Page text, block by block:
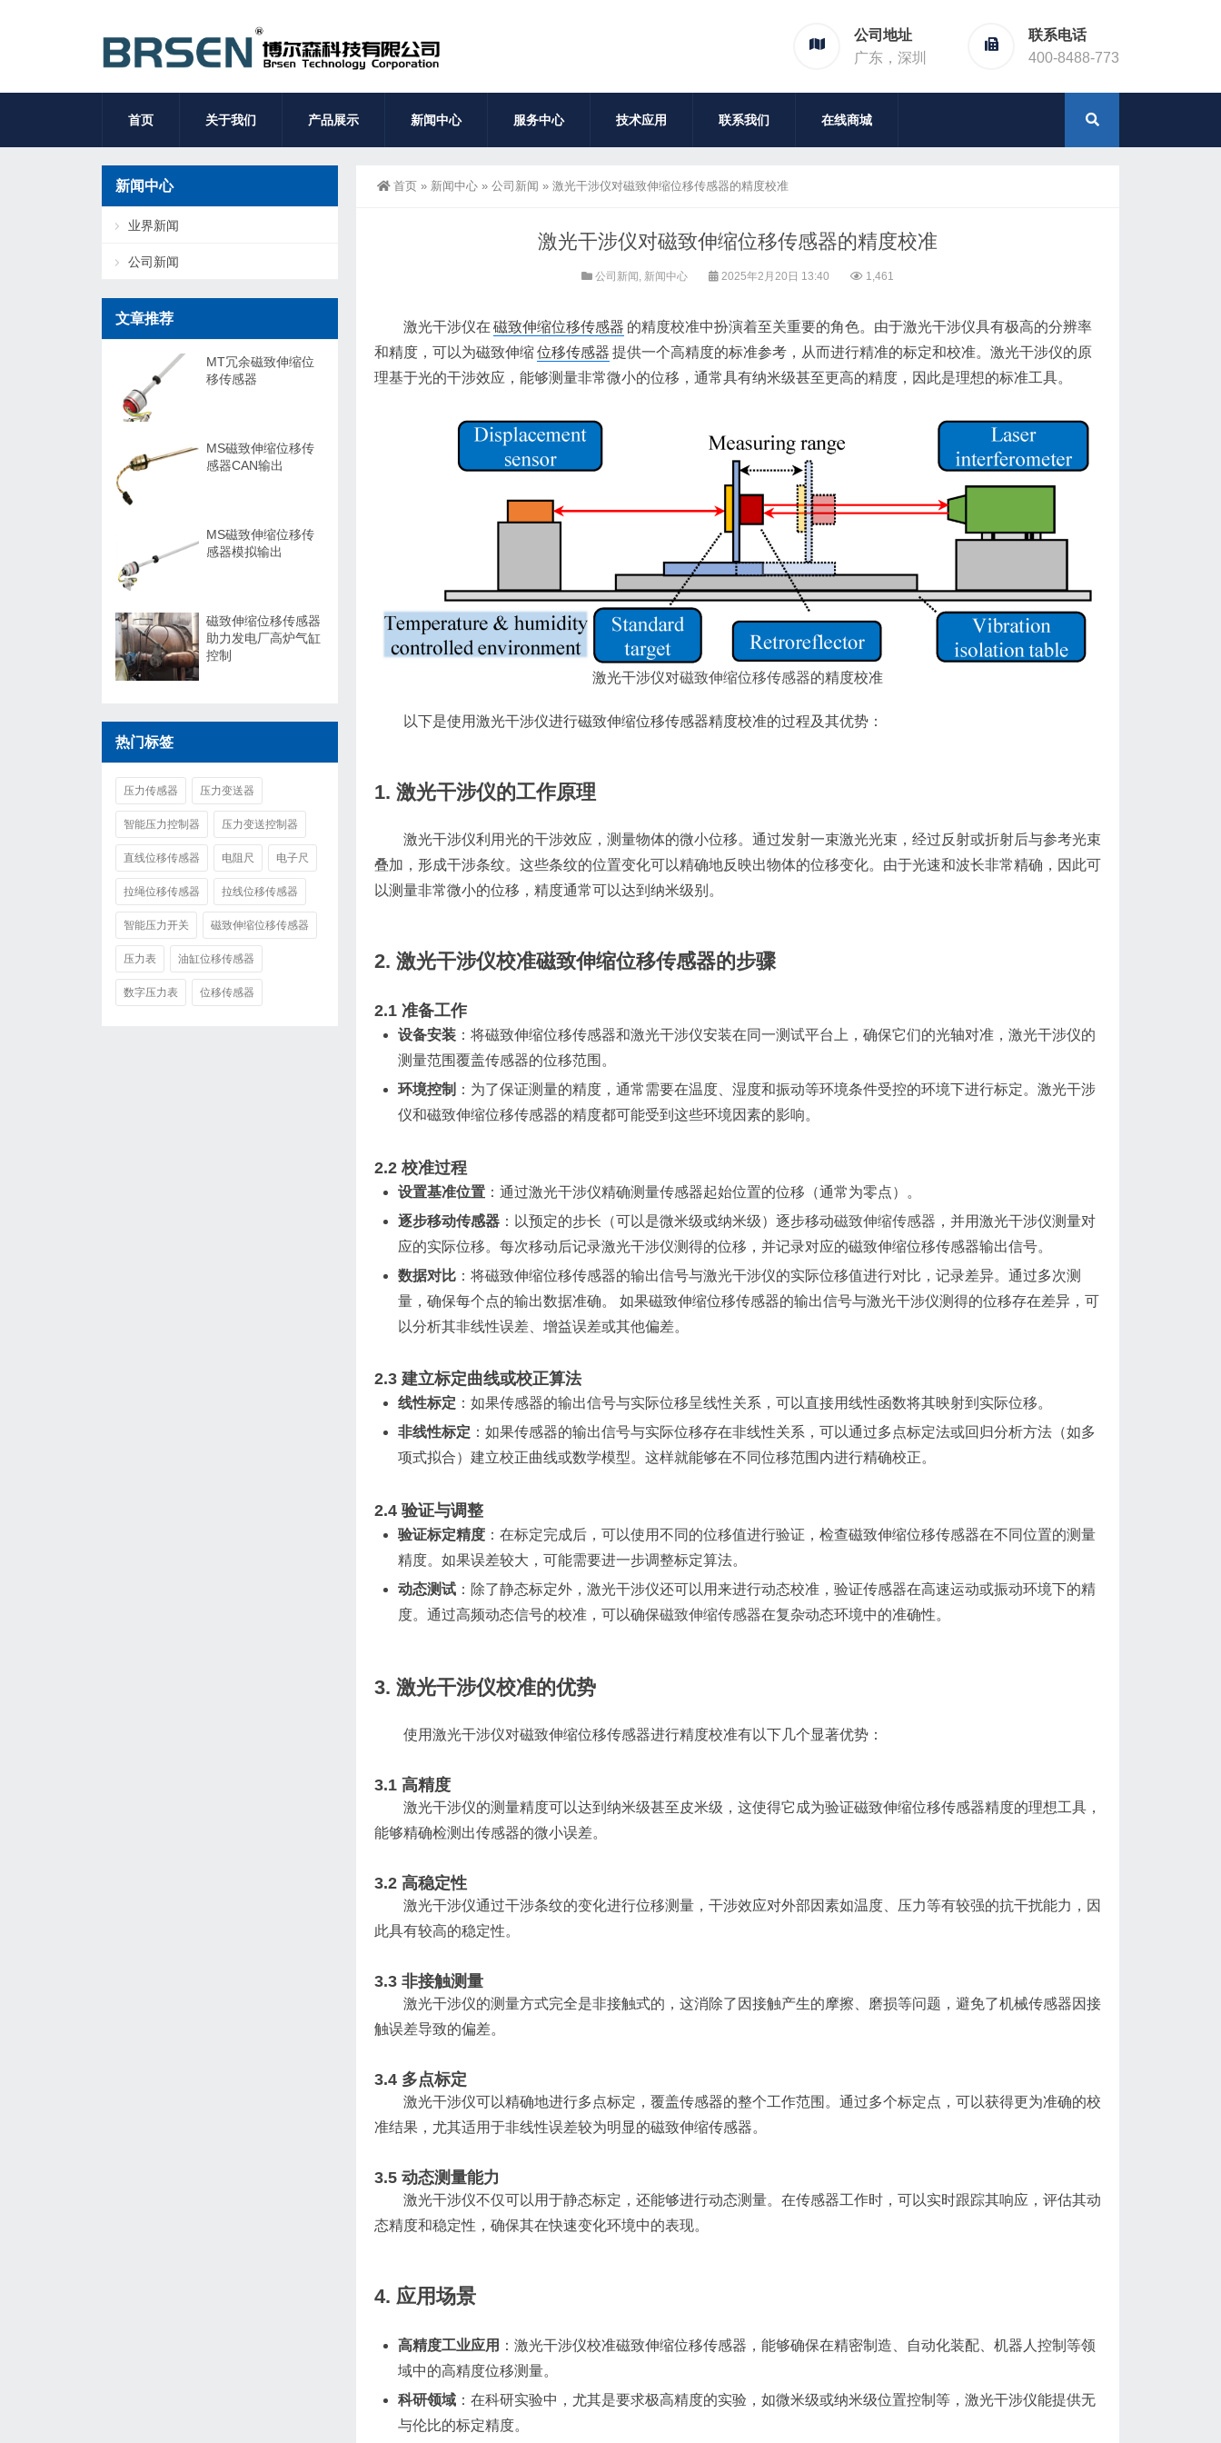
公司地址
广东，深圳
联系电话
400-8488-773
首页 关于我们 产品展示 新闻中心 服务中心 技术应用 联系我们 在线商城
首页 » 新闻中心 » 公司新闻 » 激光干涉仪对磁致伸缩位移传感器的精度校准
激光干涉仪对磁致伸缩位移传感器的精度校准
公司新闻 , 新闻中心 2025年2月20日 13:40 1,461
激光干涉仪在 磁致伸缩位移传感器 的精度校准中扮演着至关重要的角色。由于激光干涉仪具有极高的分辨率
和精度，可以为磁致伸缩位移传感器 提供一个高精度的标准参考，从而进行精准的标定和校准。激光干涉仪的原
理基于光的干涉效应，能够测量非常微小的位移，通常具有纳米级甚至更高的精度，因此是理想的标准工具。
激光干涉仪对磁致伸缩位移传感器的精度校准
以下是使用激光干涉仪进行磁致伸缩位移传感器精度校准的过程及其优势：
1. 激光干涉仪的工作原理
激光干涉仪利用光的干涉效应，测量物体的微小位移。通过发射一束激光光束，经过反射或折射后与参考光束
叠加，形成干涉条纹。这些条纹的位置变化可以精确地反映出物体的位移变化。由于光速和波长非常精确，因此可
以测量非常微小的位移，精度通常可以达到纳米级别。
2. 激光干涉仪校准磁致伸缩位移传感器的步骤
2.1 准备工作
设备安装：将磁致伸缩位移传感器和激光干涉仪安装在同一测试平台上，确保它们的光轴对准，激光干涉仪的
测量范围覆盖传感器的位移范围。
环境控制 ：为了保证测量的精度，通常需要在温度、湿度和振动等环境条件受控的环境下进行标定。激光干涉
仪和磁致伸缩位移传感器的精度都可能受到这些环境因素的影响。
2.2 校准过程
设置基准位置：通过激光干涉仪精确测量传感器起始位置的位移（通常为零点）。
逐步移动传感器：以预定的步长（可以是微米级或纳米级）逐步移动磁致伸缩传感器 ，并用激光干涉仪测量对
应的实际位移。每次移动后记录激光干涉仪测得的位移，并记录对应的磁致伸缩位移传感器输出信号。
数据对比：将磁致伸缩位移传感器的输出信号与激光干涉仪的实际位移值进行对比，记录差异。通过多次测
量，确保每个点的输出数据准确。 如果磁致伸缩位移传感器的输出信号与激光干涉仪测得的位移存在差异，可
以分析其非线性误差、增益误差或其他偏差。
2.3 建立标定曲线或校正算法
线性标定 ：如果传感器的输出信号与实际位移呈线性关系，可以直接用线性函数将其映射到实际位移。
非线性标定 ：如果传感器的输出信号与实际位移存在非线性关系，可以通过多点标定法或回归分析方法（如多
项式拟合）建立校正曲线或数学模型。这样就能够在不同位移范围内进行精确校正。
2.4 验证与调整
验证标定精度：在标定完成后，可以使用不同的位移值进行验证，检查磁致伸缩位移传感器在不同位置的测量
精度。如果误差较大，可能需要进一步调整标定算法。
动态测试：除了静态标定外，激光干涉仪还可以用来进行动态校准，验证传感器在高速运动或振动环境下的精
度。通过高频动态信号的校准，可以确保磁致伸缩传感器在复杂动态环境中的准确性。
3. 激光干涉仪校准的优势
使用激光干涉仪对磁致伸缩位移传感器进行精度校准有以下几个显著优势：
3.1 高精度
激光干涉仪的测量精度可以达到纳米级甚至皮米级，这使得它成为验证磁致伸缩位移传感器精度的理想工具，
能够精确检测出传感器的微小误差。
3.2 高稳定性
激光干涉仪通过干涉条纹的变化进行位移测量，干涉效应对外部因素如温度、压力等有较强的抗干扰能力，因
此具有较高的稳定性。
3.3 非接触测量
激光干涉仪的测量方式完全是非接触式的，这消除了因接触产生的摩擦、磨损等问题，避免了机械传感器因接
触误差导致的偏差。
3.4 多点标定
激光干涉仪可以精确地进行多点标定，覆盖传感器的整个工作范围。通过多个标定点，可以获得更为准确的校
准结果，尤其适用于非线性误差较为明显的磁致伸缩传感器。
3.5 动态测量能力
激光干涉仪不仅可以用于静态标定，还能够进行动态测量。在传感器工作时，可以实时跟踪其响应，评估其动
态精度和稳定性，确保其在快速变化环境中的表现。
4. 应用场景
高精度工业应用 ：激光干涉仪校准磁致伸缩位移传感器，能够确保在精密制造、自动化装配、机器人控制等领
域中的高精度位移测量。
科研领域：在科研实验中，尤其是要求极高精度的实验，如微米级或纳米级位置控制等，激光干涉仪能提供无
与伦比的标定精度。
新闻中心
业界新闻
公司新闻
文章推荐
MT冗余磁致伸缩位
移传感器
MS磁致伸缩位移传
感器CAN输出
MS磁致伸缩位移传
感器模拟输出
磁致伸缩位移传感器
助力发电厂高炉气缸
控制
热门标签
压力传感器 压力变送器
智能压力控制器 压力变送控制器
直线位移传感器 电阻尺 电子尺
拉绳位移传感器 拉线位移传感器
智能压力开关 磁致伸缩位移传感器
压力表 油缸位移传感器
数字压力表 位移传感器